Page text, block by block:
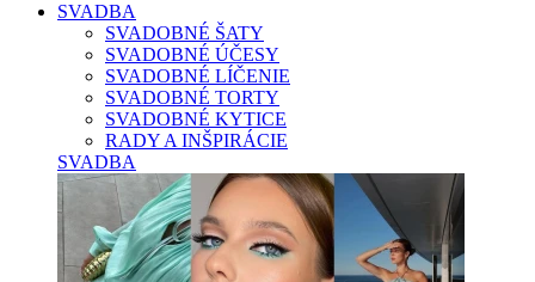
SVADBA
SVADOBNÉ ŠATY
SVADOBNÉ ÚČESY
SVADOBNÉ LÍČENIE
SVADOBNÉ TORTY
SVADOBNÉ KYTICE
RADY A INŠPIRÁCIE
SVADBA